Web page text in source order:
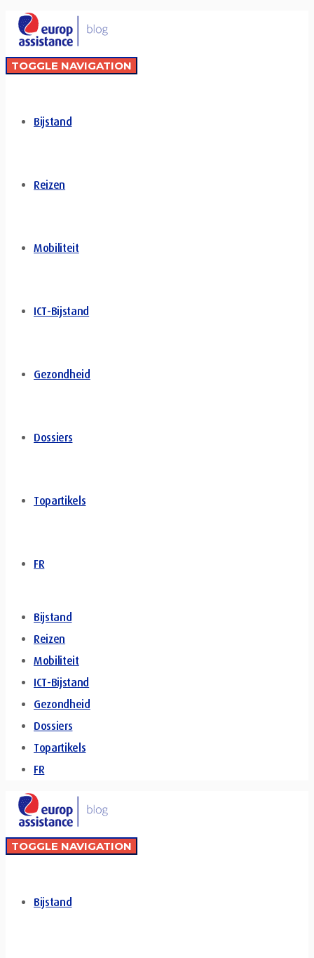
TOGGLE NAVIGATION
Bijstand
Reizen
Mobiliteit
ICT-Bijstand
Gezondheid
Dossiers
Topartikels
FR
Bijstand
Reizen
Mobiliteit
ICT-Bijstand
Gezondheid
Dossiers
Topartikels
FR
TOGGLE NAVIGATION
Bijstand